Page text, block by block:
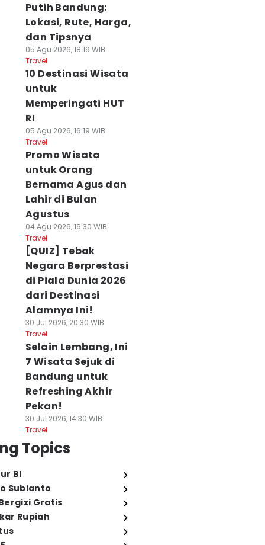
Putih Bandung:
Lokasi, Rute, Harga,
dan Tipsnya
05 Agu 2026, 18:19 WIB
Travel
10 Destinasi Wisata
untuk
Memperingati HUT
RI
05 Agu 2026, 16:19 WIB
Travel
Promo Wisata
untuk Orang
Bernama Agus dan
Lahir di Bulan
Agustus
04 Agu 2026, 16:30 WIB
Travel
[QUIZ] Tebak
Negara Berprestasi
di Piala Dunia 2026
dari Destinasi
Alamnya Ini!
30 Jul 2026, 20:30 WIB
Travel
Selain Lembang, Ini
7 Wisata Sejuk di
Bandung untuk
Refreshing Akhir
Pekan!
30 Jul 2026, 14:30 WIB
Travel
Topics
BI
Subianto
Gratis
Rupiah